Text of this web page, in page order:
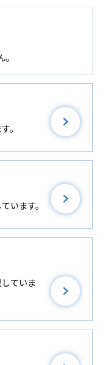
。
います。
ていま